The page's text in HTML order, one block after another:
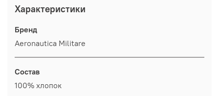
Характеристики
Бренд
Aeronautica Militare
Состав
100% хлопок